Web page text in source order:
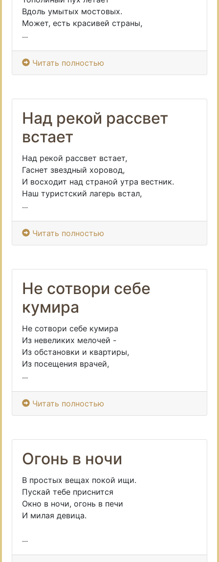
Вдоль умытых мостовых.
Может, есть красивей страны,
...
Читать полностью
Над рекой рассвет
встает
Над рекой рассвет встает,
Гаснет звездный хоровод,
И восходит над страной утра вестник.
Наш туристский лагерь встал,
...
Читать полностью
Не сотвори себе
кумира
Не сотвори себе кумира
Из невеликих мелочей -
Из обстановки и квартиры,
Из посещения врачей,
...
Читать полностью
Огонь в ночи
В простых вещах покой ищи.
Пускай тебе приснится
Окно в ночи, огонь в печи
И милая девица.
...